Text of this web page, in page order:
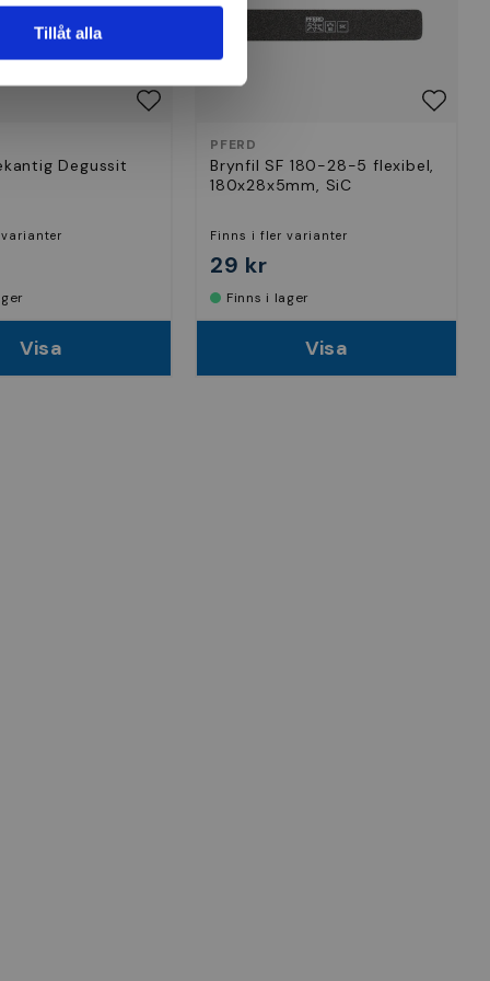
Tillåt alla
Degussit
Visa
PFERD
Brynfil SF 180-28-5 flexibel,
180x28x5mm, SiC
Finns i fler varianter
29 kr
Finns i lager
Visa